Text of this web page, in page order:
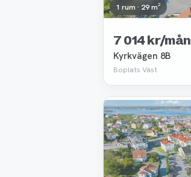
1 rum · 29 m²
7 014 kr/mån
Kyrkvägen 8B
Boplats Väst
Borttagen